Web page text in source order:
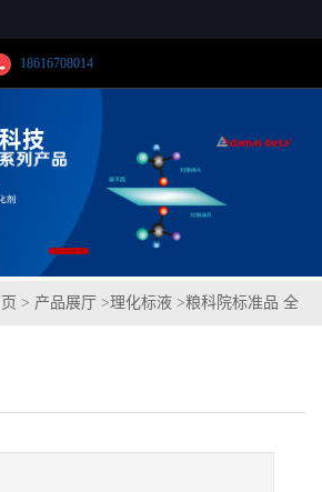
18616708014
> 产品展厅 >理化标液 >粮科院标准品 全